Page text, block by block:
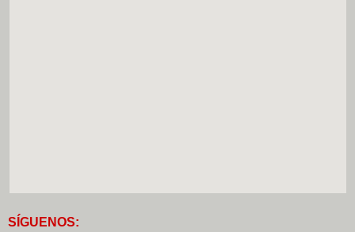
S GUENOS: